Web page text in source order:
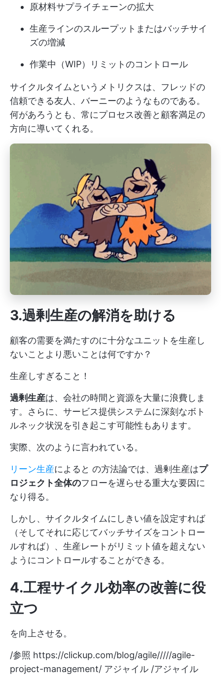
原材料サプライチェーンの拡大
生産ラインのスループットまたはバッチサイ
ズの増減
作業中（WIP）リミットのコントロール
サイクルタイムというメトリクスは、フレッドの
信頼できる友人、バーニーのようなものである。
何があろうとも、常にプロセス改善と顧客満足の
方向に導いてくれる。
3.過剰生産の解消を助ける
顧客の需要を満たすのに十分なユニットを生産し
ないことより悪いことは何ですか？
生産しすぎること！
過剰生産は、会社の時間と資源を大量に浪費しま
す。さらに、サービス提供システムに深刻なボト
ルネック状況を引き起こす可能性もあります。
実際、次のように言われている。
リーン生産によると の方法論では、過剰生産はプ
ロジェクト全体のフローを遅らせる重大な要因に
なり得る。
しかし、サイクルタイムにしきい値を設定すれば
（そしてそれに応じてバッチサイズをコントロー
ルすれば）、生産レートがリミット値を超えない
ようにコントロールすることができる。
4.工程サイクル効率の改善に役
立つ
を向上させる。
/参照 https://clickup.com/blog/agile/////agile-
project-management/ アジャイル /アジャイル